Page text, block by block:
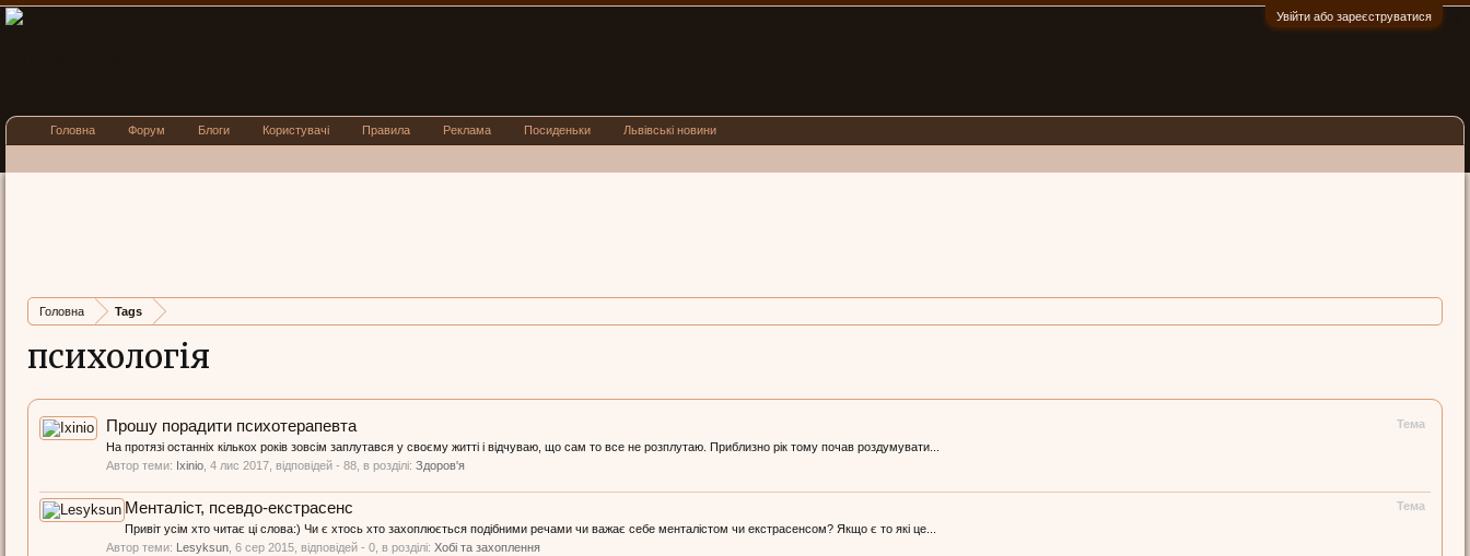
Увійти або зареєструватися
Головна Tags
психологія
Тема
Прошу порадити психотерапевта
На протязі останніх кількох років зовсім заплутався у своєму житті і відчуваю, що сам то все не розплутаю. Приблизно рік тому почав роздумувати...
Автор теми: Ixinio 4 лис 2017 , відповідей - 88, в розділі: Здоров'я
Тема
Менталіст, псевдо-екстрасенс
Привіт усім хто читає ці слова:) Чи є хтось хто захоплюється подібними речами чи важає себе менталістом чи екстрасенсом? Якщо є то які це...
Автор теми: Lesyksun 6 сер 2015 , відповідей - 0, в розділі: Хобі та захоплення
Головна Форум Блоги Користувачі Правила Реклама Посиденьки Львівські новини